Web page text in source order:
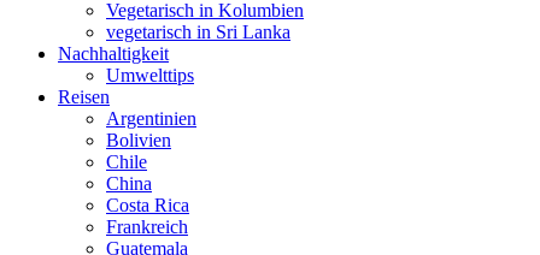
Vegetarisch in Kolumbien
vegetarisch in Sri Lanka
Nachhaltigkeit
Umwelttips
Reisen
Argentinien
Bolivien
Chile
China
Costa Rica
Frankreich
Guatemala